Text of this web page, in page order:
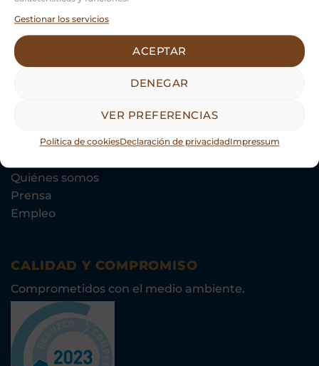
Gestionar los servicios
ACEPTAR
DENEGAR
VER PREFERENCIAS
Política de cookiesDeclaración de privacidadImpressum
Términos y Condiciones
Aviso Legal
Política de Privacidad
Política de Cookies
Quiénes somos
Prensa
Empleo
CALIDAD Y COMPROMISO
Comprometidos con el medio ambiente.